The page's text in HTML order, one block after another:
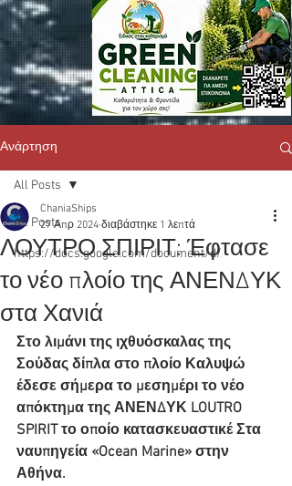
Ανάρτηση
All Posts
https://docs.google.com/document/d/
All Posts
ΛΟΥΤΡΟ ΣΠΙΡΙΤ: Έφτασε
το νέο πλοίο της ΑΝΕΝΔΥΚ
στα Χανιά
ChaniaShips
27 Απρ 2024 διαβάστηκε 1 λεπτά
Στο λιμάνι της ιχθυόσκαλας της
Σούδας δίπλα στο πλοίο Καλυψώ
έδεσε σήμερα το μεσημέρι το νέο
απόκτημα της ΑΝΕΝΔΥΚ LOUTRO
SPIRIT το οποίο κατασκευαστικέ Στα
ναυπηγεία «Ocean Marine» στην
Αθήνα.